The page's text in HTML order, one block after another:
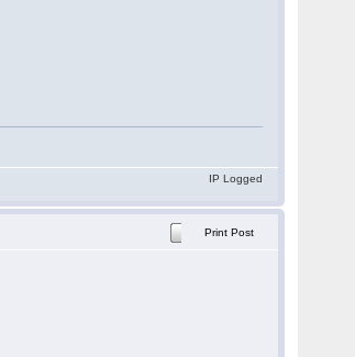
IP Logged
Print Post